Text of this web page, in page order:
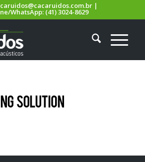
|
WhatsApp:(41) 3024-8629